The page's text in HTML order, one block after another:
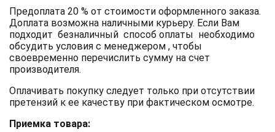
Предоплата 20 % от стоимости оформленного заказа.
Доплата возможна наличными курьеру. Если Вам
подходит безналичный способ оплаты необходимо
обсудить условия с менеджером , чтобы
своевременно перечислить сумму на счет
производителя.
Оплачивать покупку следует только при отсутствии
претензий к ее качеству при фактическом осмотре.
Приемка товара: